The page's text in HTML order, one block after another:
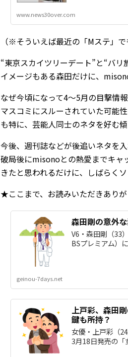
www.news30over.com
（※そういえば最近の「Mステ」
“東京スカイツリーデート”と“バ
イメージもある森田だけに、
なぜ今頃になって4～5月の目撃情
マスコミにスルーされていた可能
も特に、芸能人同士のネタを好む
今後、週刊誌などが後追いネタを
破局後にmisonoとの熱愛までキャ
きたと思われるだけに、しばらく
★ここまで、お読みいただきあり
森田剛の意外
V6・森田剛（33
BSプレミアム）
geinou-7days.net
上戸彩、森田
鍵も所持？
女優・上戸彩（
3月18日発売の「